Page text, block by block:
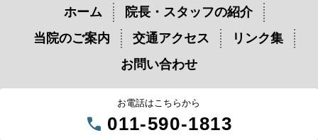
ホーム
院長・スタッフの紹介
当院のご案内
交通アクセス
リンク集
お問い合わせ
お電話はこちらから
call 011-590-1813